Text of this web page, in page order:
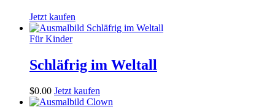
Jetzt kaufen
Für Kinder
Schläfrig im Weltall
$0.00 Jetzt kaufen